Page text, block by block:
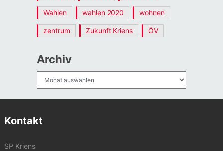
Wahlen wahlen 2020 wohnen
zentrum Zukunft Kriens ÖV
Archiv
Kontakt
SP Kriens